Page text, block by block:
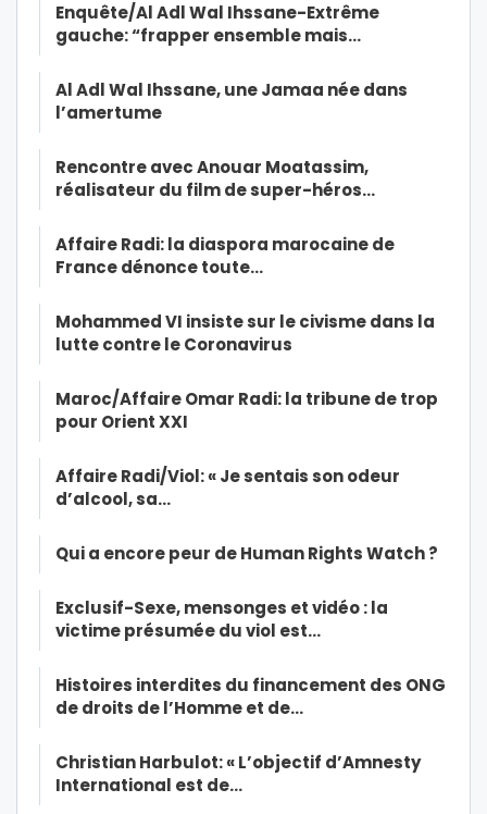
Enquête/Al Adl Wal Ihssane-Extrême
gauche: “frapper ensemble mais…
Al Adl Wal Ihssane, une Jamaa née dans
l’amertume
Rencontre avec Anouar Moatassim,
réalisateur du film de super-héros…
Affaire Radi: la diaspora marocaine de
France dénonce toute…
Mohammed VI insiste sur le civisme dans la
lutte contre le Coronavirus
Maroc/Affaire Omar Radi: la tribune de trop
pour Orient XXI
Affaire Radi/Viol: « Je sentais son odeur
d’alcool, sa…
Qui a encore peur de Human Rights Watch ?
Exclusif-Sexe, mensonges et vidéo : la
victime présumée du viol est…
Histoires interdites du financement des ONG
de droits de l’Homme et de…
Christian Harbulot: « L’objectif d’Amnesty
International est de…